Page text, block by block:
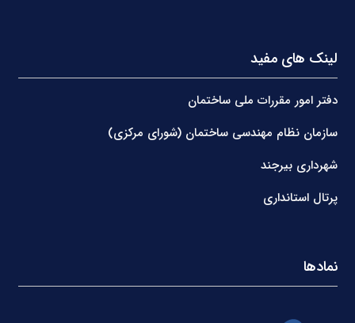
لینک های مفید
دفتر امور مقررات ملی ساختمان
سازمان نظام مهندسی ساختمان (شورای مرکزی)
شهرداری بیرجند
پرتال استانداری
نمادها